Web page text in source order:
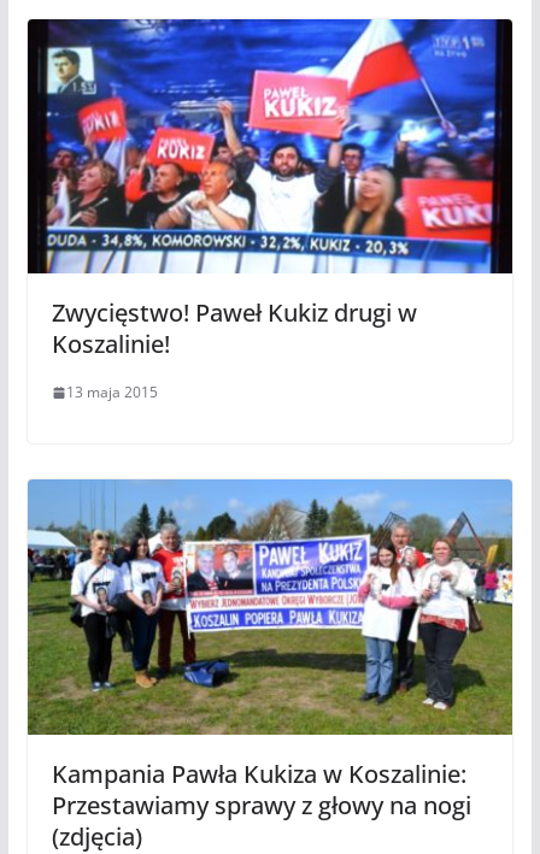
Zwycięstwo! Paweł Kukiz drugi w
Koszalinie!
13 maja 2015
Kampania Pawła Kukiza w Koszalinie:
Przestawiamy sprawy z głowy na nogi
(zdjęcia)